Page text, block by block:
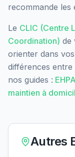
recommande les
Le CLIC (Centre
Coordination) de
orienter dans
différences entre
nos guides :
maintien à
Autres